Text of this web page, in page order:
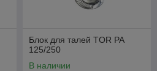
Блок для талей TOR РА
125/250
В наличии